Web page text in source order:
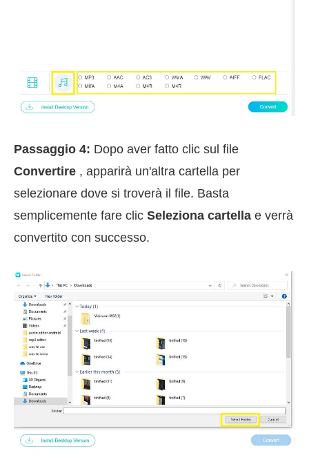
Passaggio 4: Dopo aver fatto clic sul file
Convertire , apparirà un'altra cartella per
selezionare dove si troverà il file. Basta
semplicemente fare clic Seleziona cartella e verrà
convertito con successo.